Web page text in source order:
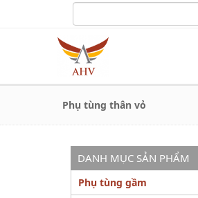
Phụ tùng thân vỏ
DANH MỤC SẢN PHẨM
Phụ tùng gầm